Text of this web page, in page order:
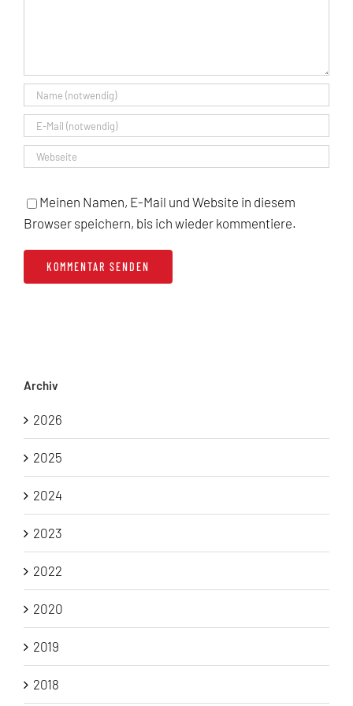
Meinen Namen, E-Mail und Website in diesem
Browser speichern, bis ich wieder kommentiere.
Archiv
2026
2025
2024
2023
2022
2020
2019
2018